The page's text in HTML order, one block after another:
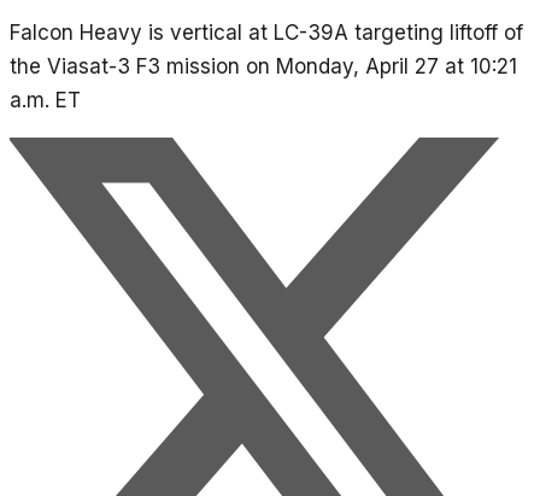
Falcon Heavy is vertical at LC-39A targeting liftoff of
the Viasat-3 F3 mission on Monday, April 27 at 10:21
a.m. ET